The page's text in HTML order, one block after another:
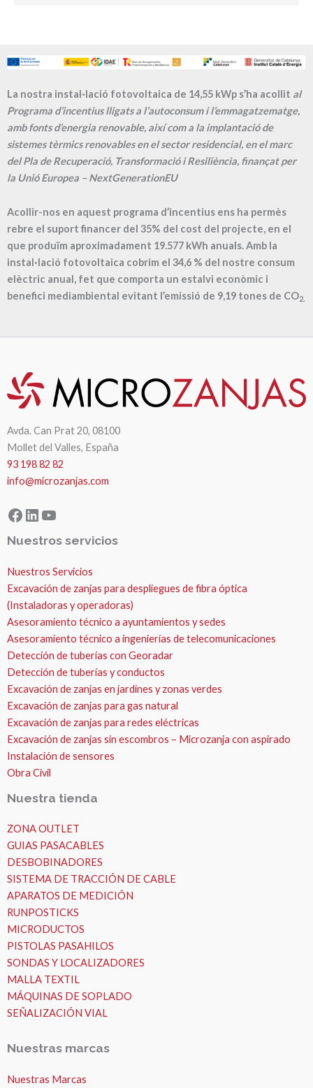
La nostra instal·lació fotovoltaica de 14,55 kWp s’ha acollit al
Programa d’incentius lligats a l’autoconsum i l’emmagatzematge,
amb fonts d’energia renovable, així com a la implantació de
sistemes tèrmics renovables en el sector residencial, en el marc
del Pla de Recuperació, Transformació i Resiliència, finançat per
la Unió Europea – NextGenerationEU
Acollir-nos en aquest programa d’incentius ens ha permès
rebre el suport financer del 35% del cost del projecte, en el
que produïm aproximadament 19.577 kWh anuals. Amb la
instal·lació fotovoltaica cobrim el 34,6 % del nostre consum
elèctric anual, fet que comporta un estalvi econòmic i
benefici mediambiental evitant l’emissió de 9,19 tones de CO2.
Avda. Can Prat 20, 08100
Mollet del Valles, España
93 198 82 82
info@microzanjas.com
Facebook
LinkedIn
YouTube
Nuestros servicios
Nuestros Servicios
Excavación de zanjas para despliegues de fibra óptica
(Instaladoras y operadoras)
Asesoramiento técnico a ayuntamientos y sedes
Asesoramiento técnico a ingenierías de telecomunicaciones
Detección de tuberías con Georadar
Detección de tuberías y conductos
Excavación de zanjas en jardines y zonas verdes
Excavación de zanjas para gas natural
Excavación de zanjas para redes eléctricas
Excavación de zanjas sin escombros – Microzanja con aspirado
Instalación de sensores
Obra Civil
Nuestra tienda
ZONA OUTLET
GUIAS PASACABLES
DESBOBINADORES
SISTEMA DE TRACCIÓN DE CABLE
APARATOS DE MEDICIÓN
RUNPOSTICKS
MICRODUCTOS
PISTOLAS PASAHILOS
SONDAS Y LOCALIZADORES
MALLA TEXTIL
MÁQUINAS DE SOPLADO
SEÑALIZACIÓN VIAL
Nuestras marcas
Nuestras Marcas